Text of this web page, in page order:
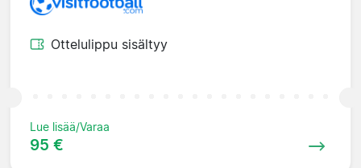
Ottelulippu sisältyy
Lue lisää/Varaa
95 €